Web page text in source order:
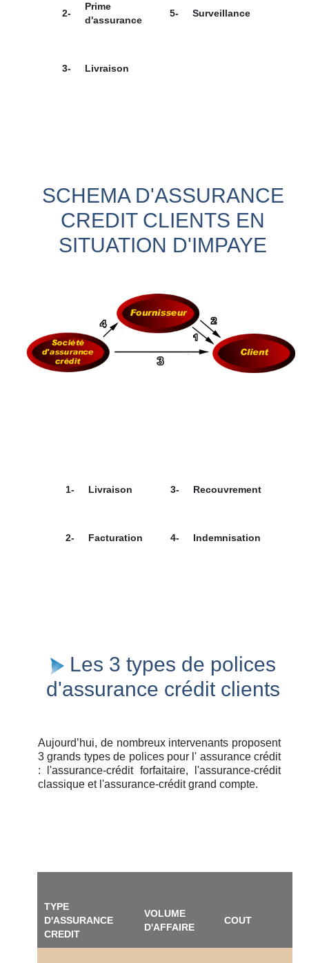
2-
Prime
d'assurance
5- Surveillance
3- Livraison
SCHEMA D'ASSURANCE
CREDIT CLIENTS EN
SITUATION D'IMPAYE
1- Livraison 3- Recouvrement
2- Facturation 4- Indemnisation
Les 3 types de polices
d'assurance crédit clients
Aujourd’hui, de nombreux intervenants proposent
3 grands types de polices pour l' assurance crédit
: l'assurance-crédit forfaitaire, l'assurance-crédit
classique et l'assurance-crédit grand compte.
TYPE
D'ASSURANCE
CREDIT
VOLUME
D'AFFAIRE
COUT